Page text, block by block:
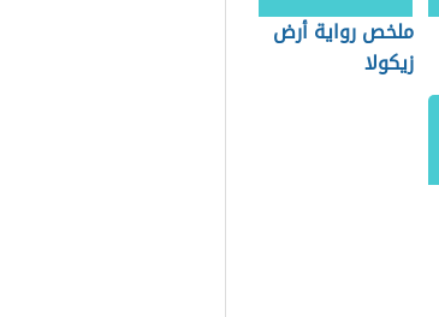
ملخص رواية أرض
زيكولا